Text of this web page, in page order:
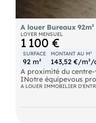
A louer Bureaux
LOYER MENSUEL
1 100 €
SURFACE
92 m²
MONTANT AU M²
143,52 €/m²/
A proximité du
INotre équipevous
plateau de bureaux de
Autoroute A4 Train
Marne"
A LOUER IMMOBILIER